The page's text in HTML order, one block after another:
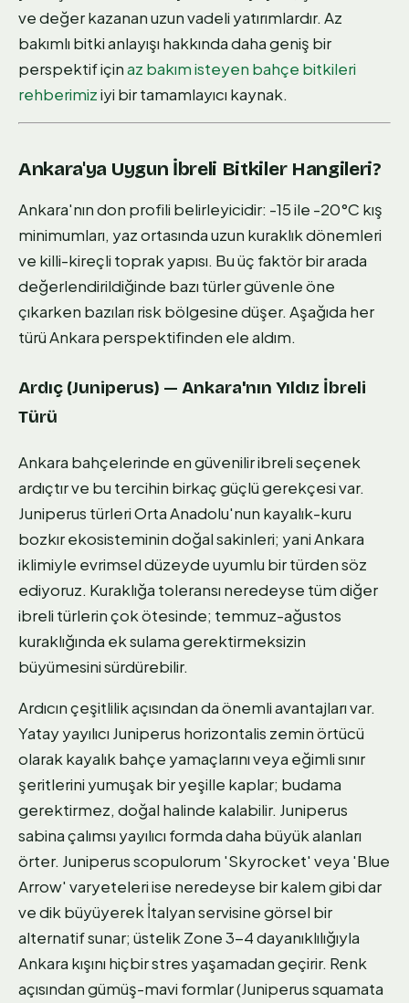
ve değer kazanan uzun vadeli yatırımlardır. Az
bakımlı bitki anlayışı hakkında daha geniş bir
perspektif içinaz bakım isteyen bahçe bitkileri
rehberimiziyi bir tamamlayıcı kaynak.
Ankara'ya Uygun İbreli Bitkiler Hangileri?
Ankara'nın don profili belirleyicidir: -15 ile -20°C kış
minimumları, yaz ortasında uzun kuraklık dönemleri
ve killi-kireçli toprak yapısı. Bu üç faktör bir arada
değerlendirildiğinde bazı türler güvenle öne
çıkarken bazıları risk bölgesine düşer. Aşağıda her
türü Ankara perspektifinden ele aldım.
Ardıç (Juniperus) — Ankara'nın Yıldız İbreli
Türü
Ankara bahçelerinde en güvenilir ibreli seçenek
ardıçtır ve bu tercihin birkaç güçlü gerekçesi var.
Juniperus türleri Orta Anadolu'nun kayalık-kuru
bozkır ekosisteminin doğal sakinleri; yani Ankara
iklimiyle evrimsel düzeyde uyumlu bir türden söz
ediyoruz. Kuraklığa toleransı neredeyse tüm diğer
ibreli türlerin çok ötesinde; temmuz-ağustos
kuraklığında ek sulama gerektirmeksizin
büyümesini sürdürebilir.
Ardıcın çeşitlilik açısından da önemli avantajları var.
Yatay yayılıcı Juniperus horizontalis zemin örtücü
olarak kayalık bahçe yamaçlarını veya eğimli sınır
şeritlerini yumuşak bir yeşille kaplar; budama
gerektirmez, doğal halinde kalabilir. Juniperus
sabina çalımsı yayılıcı formda daha büyük alanları
örter. Juniperus scopulorum 'Skyrocket' veya 'Blue
Arrow' varyeteleri ise neredeyse bir kalem gibi dar
ve dik büyüyerek İtalyan servisine görsel bir
alternatif sunar; üstelik Zone 3-4 dayanıklılığıyla
Ankara kışını hiçbir stres yaşamadan geçirir. Renk
açısından gümüş-mavi formlar (Juniperus squamata